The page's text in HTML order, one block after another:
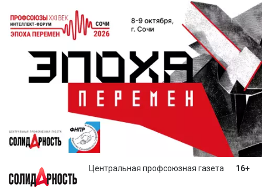
Центральная профсоюзная газета 16+